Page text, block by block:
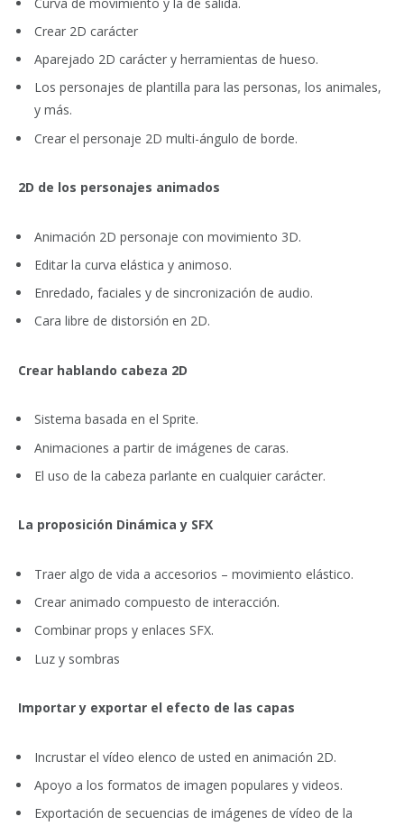
Crear 2D carácter
Aparejado 2D carácter y herramientas de hueso.
Los personajes de plantilla para las personas, los animales,
y más.
Crear el personaje 2D multi-ángulo de borde.
2D de los personajes animados
Animación 2D personaje con movimiento 3D.
Editar la curva elástica y animoso.
Enredado, faciales y de sincronización de audio.
Cara libre de distorsión en 2D.
Crear hablando cabeza 2D
Sistema basada en el Sprite.
Animaciones a partir de imágenes de caras.
El uso de la cabeza parlante en cualquier carácter.
La proposición Dinámica y SFX
Traer algo de vida a accesorios – movimiento elástico.
Crear animado compuesto de interacción.
Combinar props y enlaces SFX.
Luz y sombras
Importar y exportar el efecto de las capas
Incrustar el vídeo elenco de usted en animación 2D.
Apoyo a los formatos de imagen populares y videos.
Exportación de secuencias de imágenes de vídeo de la